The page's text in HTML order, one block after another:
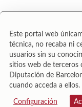
Área de Cultura – Gerència
Este portal web
técnica, no recaba ni
usuarios sin su
sitios web de terceros
Diputación de
cuando acceda a ellos.
Configuración